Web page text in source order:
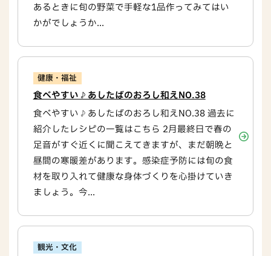
あるときに旬の野菜で手軽な1品作ってみてはい
かがでしょうか...
健康・福祉
食べやすい♪あしたばのおろし和えNO.38
食べやすい♪あしたばのおろし和えNO.38 過去に
紹介したレシピの一覧はこちら 2月最終日で春の
足音がすぐ近くに聞こえてきますが、まだ朝晩と
昼間の寒暖差があります。感染症予防には旬の食
材を取り入れて健康な身体づくりを心掛けていき
ましょう。今...
観光・文化